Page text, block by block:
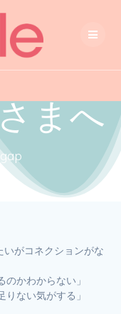
まへ
いがコネクションがな
のかわからない」
りない気がする」